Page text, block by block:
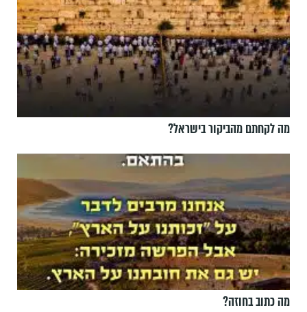
מה לקחתם מהביקור בישראל?
מה כתוב בחוזה?